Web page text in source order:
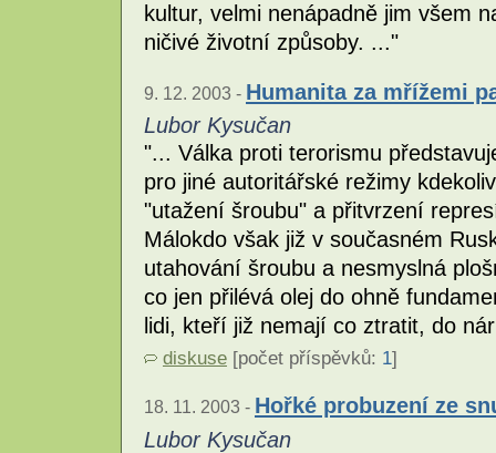
kultur, velmi nenápadně jim všem
ničivé životní způsoby. ..."
9. 12. 2003 - Humanita za mřížemi
Lubor Kysučan
"... Válka proti terorismu
pro jiné autoritářské režimy
"utažení šroubu" a přitvrzení
Málokdo však již v současném
utahování šroubu a nesmyslná
co jen přilévá olej do ohně
lidi, kteří již nemají co ztratit, do
diskuse [počet příspěvků: 1]
18. 11. 2003 - Hořké probuzení ze
Lubor Kysučan